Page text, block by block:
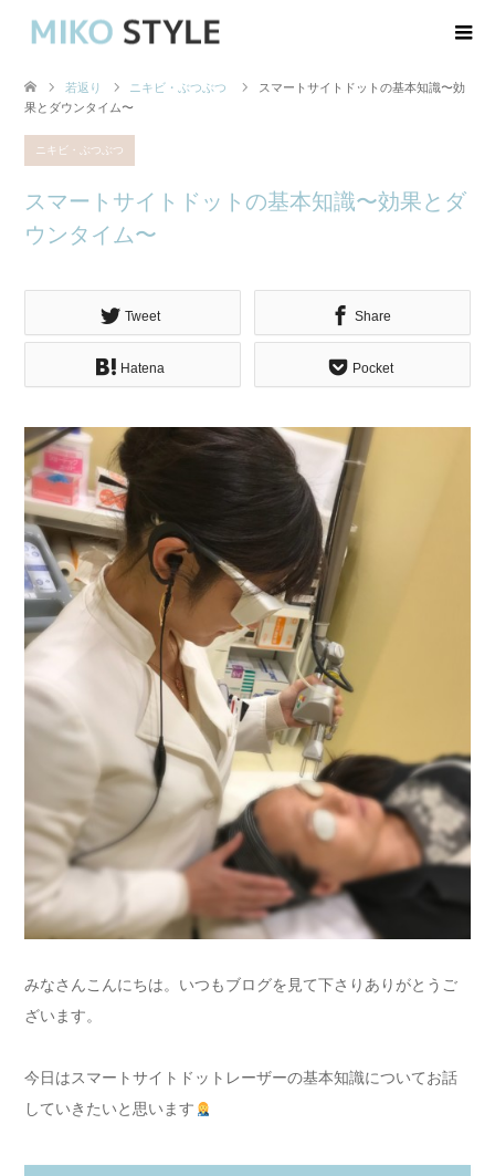
若返り ニキビ・ぶつぶつ
スマートサイトドットの基本知識〜効
果とダウンタイム〜
ニキビ・ぶつぶつ
スマートサイトドットの基本知識〜効果とダ
ウンタイム〜
Tweet Share
Hatena Pocket
みなさんこんにちは。いつもブログを見て下さりありがとうご
ざいます。
今日はスマートサイトドットレーザーの基本知識についてお話
していきたいと思います